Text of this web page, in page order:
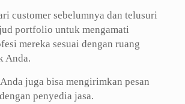
customer sebelumnya dan telusuri
portfolio untuk mengamati
mereka sesuai dengan ruang
Anda.
juga bisa mengirimkan pesan
penyedia jasa.